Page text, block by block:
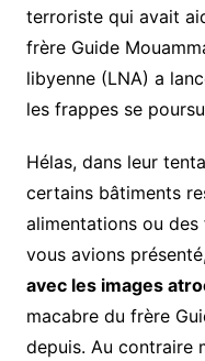
terroriste qui avait
frère Guide
libyenne (LNA) a
les frappes se
Hélas, dans leur
certains bâtiments
alimentations ou
vous avions
avec les images
macabre du frère
depuis. Au contraire